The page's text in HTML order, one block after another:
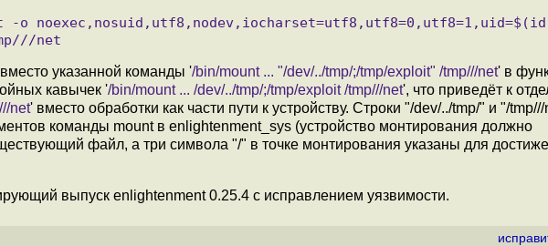
указанной команды '/bin/mount ... "/dev/../tmp/;/tmp/exploit" /tmp///net' в
кавычек '/bin/mount ... /dev/../tmp/;/tmp/exploit /tmp///net', что приведёт к
net' вместо обработки как части пути к устройству. Строки "/dev/../tmp/" и "/tmp///
команды mount в enlightenment_sys (устройство монтирования должно
файл, а три символа "/" в точке монтирования указаны для
выпуск enlightenment 0.25.4 с исправлением уязвимости.